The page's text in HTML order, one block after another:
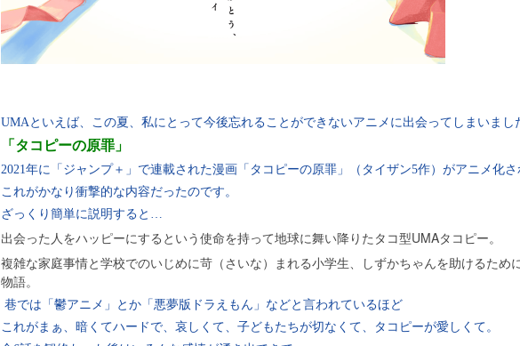
UMAといえば、この夏、私にとって今後忘れることができないアニメに出会ってしまいまし
「タコピーの原罪」
2021年に「ジャンプ＋」で連載された漫画「タコピーの原罪」（タイザン5作）がアニメ化
これがかなり衝撃的な内容だったのです。
ざっくり簡単に説明すると…
出会った人をハッピーにするという使命を持って地球に舞い降りたタコ型UMAタコピー。
複雑な家庭事情と学校でのいじめに苛（さいな）まれる小学生、
しずかちゃんを助けるため
物語。
巷では「鬱アニメ」とか「悪夢版ドラえもん」などと言われているほど
これがまぁ、暗くてハードで、哀しくて、子どもたちが切なくて、タコピーが愛しくて。